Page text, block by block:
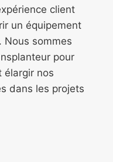
client
un équipement
Nous sommes
pour
élargir nos
dans les projets